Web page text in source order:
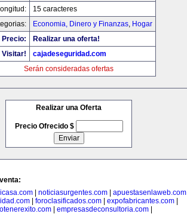
15 caracteres
Economia, Dinero y Finanzas, Hogar
Precio:
Realizar una oferta!
Visitar!
cajadeseguridad.com
Serán consideradas ofertas
Realizar una Oferta
Precio Ofrecido $
noticiasurgentes.com apuestasenlaweb.com
foroclasificados.com expofabricantes.com
| empresasdeconsultoria.com|